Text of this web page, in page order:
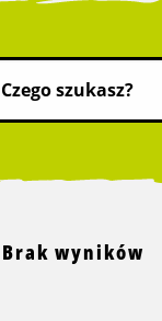
Brak wyników